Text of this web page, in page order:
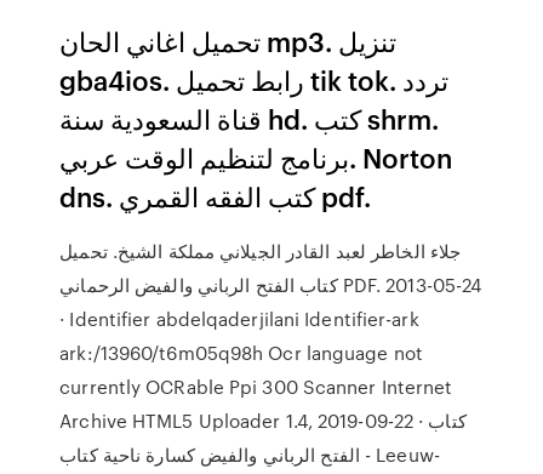
تحميل اغاني الحان mp3. تنزيل
gba4ios. رابط تحميل tik tok. تردد
قناة السعودية سنة hd. كتب shrm.
برنامج لتنظيم الوقت عربي. Norton
dns. كتب الفقه القمري pdf.
جلاء الخاطر لعبد القادر الجيلاني مملكة الشيخ. تحميل
كتاب الفتح الرباني والفيض الرحماني PDF. 2013-05-24
· Identifier abdelqaderjilani Identifier-ark
ark:/13960/t6m05q98h Ocr language not
currently OCRable Ppi 300 Scanner Internet
Archive HTML5 Uploader 1.4, 2019-09-22 · كتاب
الفتح الرباني والفيض كسارة ناحية كتاب - Leeuw-